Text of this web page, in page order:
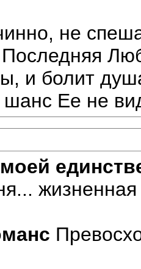
не
и болит
Ее не
жизненная